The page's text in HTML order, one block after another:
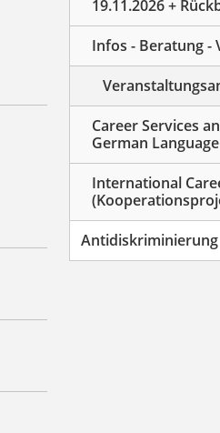
19.11.2026 +
Infos - Beratung -
Career Services
German Language
International
Antidiskriminierung